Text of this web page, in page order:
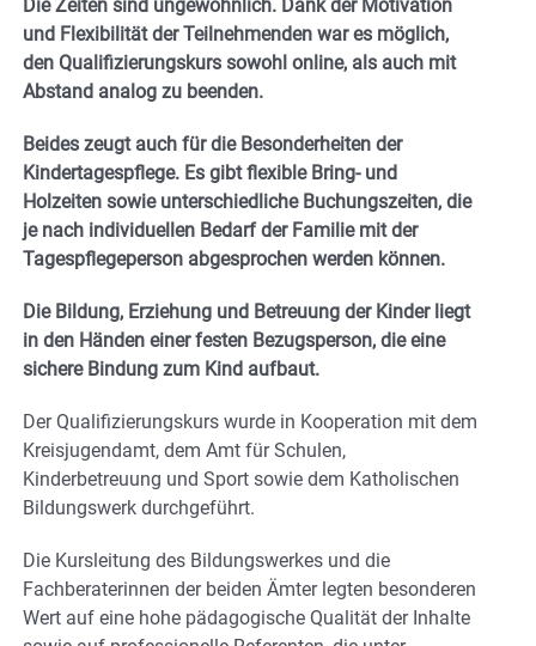
Die Zeiten sind ungewöhnlich. Dank der Motivation
und Flexibilität der Teilnehmenden war es möglich,
den Qualifizierungskurs sowohl online, als auch mit
Abstand analog zu beenden.
Beides zeugt auch für die Besonderheiten der
Kindertagespflege. Es gibt flexible Bring- und
Holzeiten sowie unterschiedliche Buchungszeiten, die
je nach individuellen Bedarf der Familie mit der
Tagespflegeperson abgesprochen werden können.
Die Bildung, Erziehung und Betreuung der Kinder liegt
in den Händen einer festen Bezugsperson, die eine
sichere Bindung zum Kind aufbaut.
Der Qualifizierungskurs wurde in Kooperation mit dem
Kreisjugendamt, dem Amt für Schulen,
Kinderbetreuung und Sport sowie dem Katholischen
Bildungswerk durchgeführt.
Die Kursleitung des Bildungswerkes und die
Fachberaterinnen der beiden Ämter legten besonderen
Wert auf eine hohe pädagogische Qualität der Inhalte